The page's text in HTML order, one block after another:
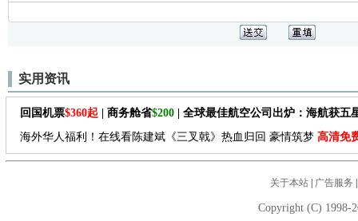
实用资讯
回国机票$360起 | 商务舱省$200 | 全球最佳航空公司出炉：海航获五
海外华人福利！在线看陈建斌《三叉戟》热血归回 豪情筑梦 高清免
关于本站| 广告服务
Copyright (C) 1998-